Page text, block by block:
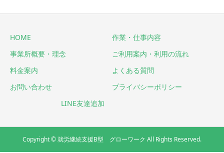
HOME
作業・仕事内容
事業所概要・理念
ご利用案内・利用の流れ
料金案内
よくある質問
お問い合わせ
プライバシーポリシー
LINE友達追加
Copyright © 就労継続支援B型 グローワーク All Rights Reserved.